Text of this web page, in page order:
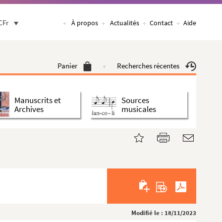
À propos Actualités Contact Aide
Panier Recherches récentes
Manuscrits et
Archives
Sources
musicales
Modifié le : 18/11/2023